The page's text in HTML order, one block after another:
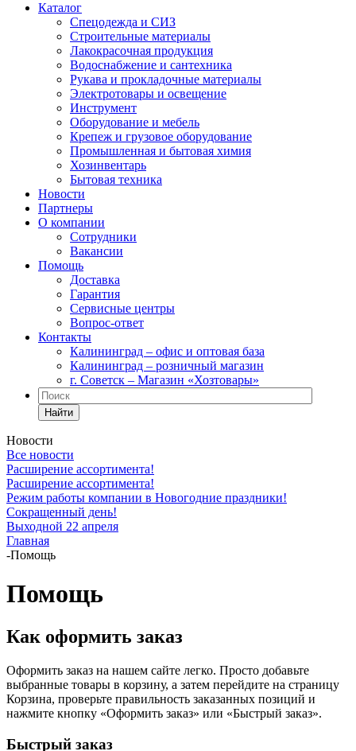
Каталог
Спецодежда и СИЗ
Строительные материалы
Лакокрасочная продукция
Водоснабжение и сантехника
Рукава и прокладочные материалы
Электротовары и освещение
Инструмент
Оборудование и мебель
Крепеж и грузовое оборудование
Промышленная и бытовая химия
Хозинвентарь
Бытовая техника
Новости
Партнеры
О компании
Сотрудники
Вакансии
Помощь
Доставка
Гарантия
Сервисные центры
Вопрос-ответ
Контакты
Калининград – офис и оптовая база
Калининград – розничный магазин
г. Советск – Магазин «Хозтовары»
Найти
Новости
Все новости
Расширение ассортимента!
Расширение ассортимента!
Режим работы компании в Новогодние праздники!
Сокращенный день!
Выходной 22 апреля
Главная
-Помощь
Помощь
Как оформить заказ
Оформить заказ на нашем сайте легко. Просто добавьте
выбранные товары в корзину, а затем перейдите на страницу
Корзина, проверьте правильность заказанных позиций и
нажмите кнопку «Оформить заказ» или «Быстрый заказ».
Быстрый заказ